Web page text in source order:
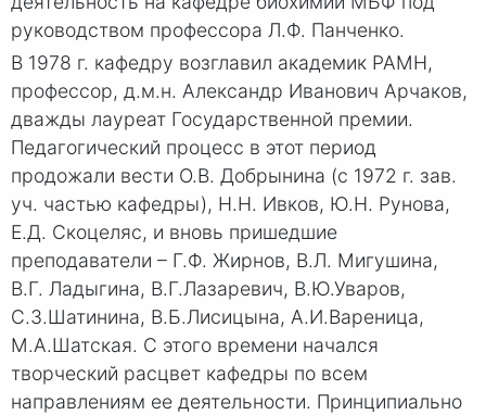
руководством профессора Л.Ф. Панченко.
В 1978 г. кафедру возглавил академик РАМН,
профессор, д.м.н. Александр Иванович Арчаков,
дважды лауреат Государственной премии.
Педагогический процесс в этот период
продожали вести О.В. Добрынина (с 1972 г. зав.
уч. частью кафедры), Н.Н. Ивков, Ю.Н. Рунова,
Е.Д. Скоцеляс, и вновь пришедшие
преподаватели – Г.Ф. Жирнов, В.Л. Мигушина,
В.Г. Ладыгина, В.Г.Лазаревич, В.Ю.Уваров,
С.З.Шатинина, В.Б.Лисицына, А.И.Вареница,
М.А.Шатская. С этого времени начался
творческий расцвет кафедры по всем
направлениям ее деятельности. Принципиально